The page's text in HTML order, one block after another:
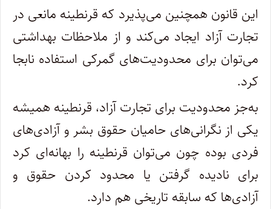
این قانون همچنین می‌پذیرد که قرنطینه مانعی در
تجارت آزاد ایجاد می‌کند و از ملاحظات بهداشتی
می‌توان برای محدودیت‌های گمرکی استفاده نابجا
کرد.
به‌جز محدودیت برای تجارت آزاد، قرنطینه همیشه
یکی از نگرانی‌های حامیان حقوق بشر و آزادی‌های
فردی بوده چون می‌توان قرنطینه را بهانه‌ای کرد
برای نادیده گرفتن یا محدود کردن حقوق و
آزادی‌ها که سابقه تاریخی هم دارد.